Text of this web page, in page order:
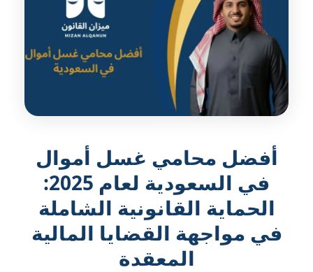
أفضل محامي غسل أموال
في السعودية لعام 2025:
الحماية القانونية الشاملة
في مواجهة القضايا المالية
المعقدة